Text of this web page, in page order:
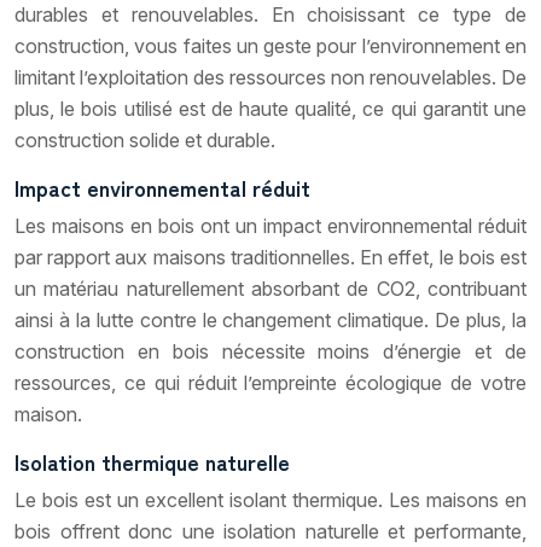
durables et renouvelables. En choisissant ce type de
construction, vous faites un geste pour l’environnement en
limitant l’exploitation des ressources non renouvelables. De
plus, le bois utilisé est de haute qualité, ce qui garantit une
construction solide et durable.
Impact environnemental réduit
Les maisons en bois ont un impact environnemental réduit
par rapport aux maisons traditionnelles. En effet, le bois est
un matériau naturellement absorbant de CO2, contribuant
ainsi à la lutte contre le changement climatique. De plus, la
construction en bois nécessite moins d’énergie et de
ressources, ce qui réduit l’empreinte écologique de votre
maison.
Isolation thermique naturelle
Le bois est un excellent isolant thermique. Les maisons en
bois offrent donc une isolation naturelle et performante,